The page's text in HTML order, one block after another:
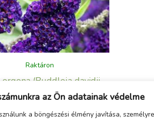
az Ön adatainak védelme
a böngészési élmény javítása, személyre
Raktáron
orgona (Buddleja davidii
Black Knight)
4 490Ft